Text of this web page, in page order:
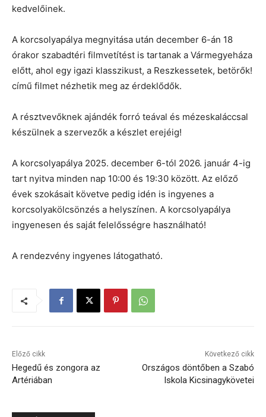
kedvelőinek.
A korcsolyapálya megnyitása után december 6-án 18
órakor szabadtéri filmvetítést is tartanak a Vármegyeháza
előtt, ahol egy igazi klasszikust, a Reszkessetek, betörők!
című filmet nézhetik meg az érdeklődők.
A résztvevőknek ajándék forró teával és mézeskaláccsal
készülnek a szervezők a készlet erejéig!
A korcsolyapálya 2025. december 6-tól 2026. január 4-ig
tart nyitva minden nap 10:00 és 19:30 között. Az előző
évek szokásait követve pedig idén is ingyenes a
korcsolyakölcsönzés a helyszínen. A korcsolyapálya
ingyenesen és saját felelősségre használható!
A rendezvény ingyenes látogatható.
Előző cikk
Hegedű és zongora az
Artériában
Következő cikk
Országos döntőben a Szabó
Iskola Kicsinagykövetei